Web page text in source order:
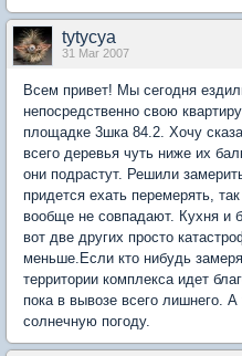
tytycya
31 Mar 2007
Всем привет! Мы сегодня
непосредственно свою
площадке 3шка 84.2. Хочу
всего деревья чуть ниже их
они подрастут. Решили
придется ехать перемерять,
вообще не совпадают. Кухня и
вот две других просто
меньше.Если кто нибудь
территории комплекса идет
пока в вывозе всего лишнего.
солнечную погоду.